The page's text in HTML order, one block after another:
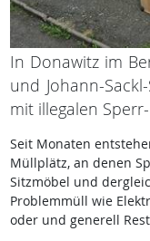
In Donawitz im
und Johann-
mit illegalen
Seit Monaten
Müllplätz, an denen
Sitzmöbel und
Problemmüll wie
oder und generell